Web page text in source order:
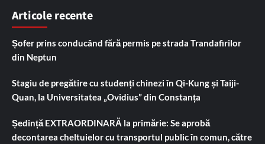
Articole recente
Șofer prins conducând fără permis pe strada Trandafirilor
din Neptun
Stagiu de pregătire cu studenți chinezi în Qi-Kung și Taiji-
Quan, la Universitatea „Ovidius” din Constanța
Ședință EXTRAORDINARĂ la primărie: Se aprobă
decontarea cheltuielor cu transportul public în comun, către